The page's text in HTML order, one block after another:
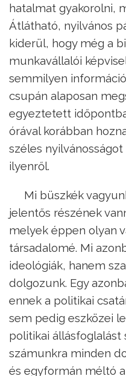
hatalmat gyakorolni,
Átlátható, nyilvános
kiderül, hogy még a
munkavállalói
semmilyen
csupán alaposan
egyeztetett
órával korábban
széles
ilyenről.
Mi büszkék
jelentős részének
melyek éppen olyan
társadalomé. Mi
ideológiák, hanem
dolgozunk. Egy
ennek a politikai
sem pedig eszközei
politikai állásfoglalást
számunkra minden
és egyformán méltó